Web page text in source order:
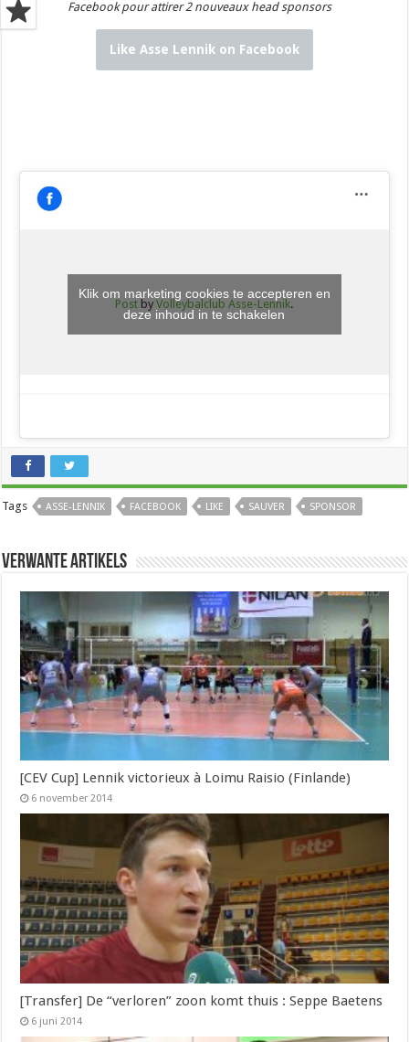
Facebook pour attirer 2 nouveaux head sponsors
Like Asse Lennik on Facebook
Post byVolleybalclub Asse-Lennik.
Klik om marketing cookies te accepteren en
deze inhoud in te schakelen
Tags ASSE-LENNIK FACEBOOK LIKE SAUVER SPONSOR
Verwante artikels
[CEV Cup] Lennik victorieux à Loimu Raisio (Finlande)
6 november 2014
[Transfer] De “verloren” zoon komt thuis : Seppe Baetens
6 juni 2014